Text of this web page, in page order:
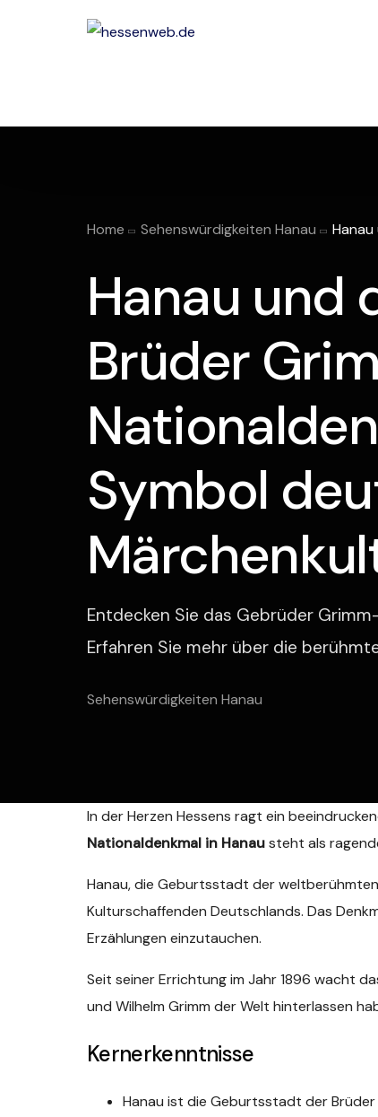
Home Sehenswürdigkeiten Hanau
Hanau und
Brüder
Symbol
Entdecken Sie das Gebrüder
Erfahren Sie mehr über die
Sehenswürdigkeiten Hanau
In der Herzen Hessens ragt ein
Nationaldenkmal in Hanausteht als
Hanau, die Geburtsstadt der weltberühmten
Kulturschaffenden Deutschlands. Das
Erzählungen einzutauchen.
Seit seiner Errichtung im Jahr 1896 wacht
und Wilhelm Grimm der Welt hinterlassen
Kernerkenntnisse
Hanau ist die Geburtsstadt der Brüder